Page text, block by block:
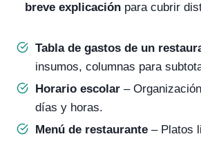
breve explicación para cubrir
Tabla de gastos de un
insumos, columnas para
Horario escolar –
días y horas.
Menú de restaurante – Platos